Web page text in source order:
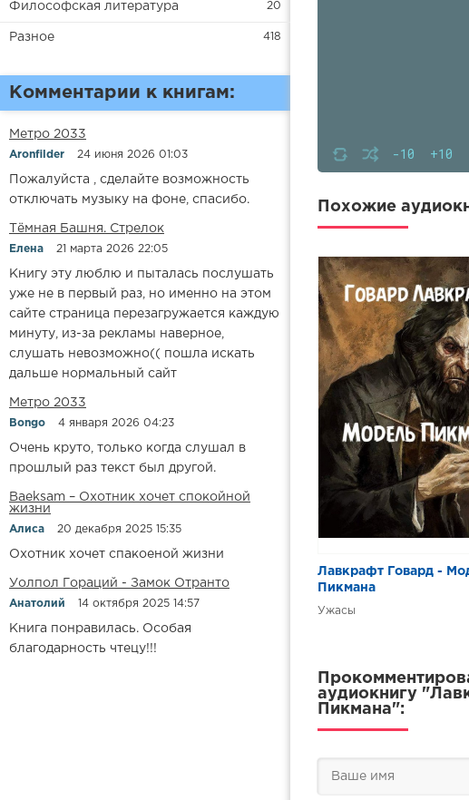
Философская литература 20
Разное 418
Комментарии к книгам:
Метро 2033
Aronfilder 24 июня 2026 01:03
Пожалуйста , сделайте возможность
отключать музыку на фоне, спасибо.
​​Тёмная Башня. Стрелок
Елена 21 марта 2026 22:05
Книгу эту люблю и пыталась послушать
уже не в первый раз, но именно на этом
сайте страница перезагружается каждую
минуту, из-за рекламы наверное,
слушать невозможно(( пошла искать
дальше нормальный сайт
Метро 2033
Bongo 4 января 2026 04:23
Очень круто, только когда слушал в
прошлый раз текст был другой.
Baeksam – Охотник хочет спокойной
жизни
Алиса 20 декабря 2025 15:35
Охотник хочет спакоеной жизни
Уолпол Гораций - Замок Отранто
Анатолий 14 октября 2025 14:57
Книга понравилась. Особая
благодарность чтецу!!!
-10 +10
Похожие
Лавкрафт Говард -
Пикмана
Ужасы
аудиокнигу
Пикмана":